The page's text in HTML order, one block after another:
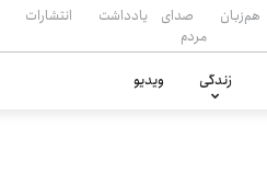
هم‌زبان
صدای
مردم
یادداشت انتشارات
زندگی ویدیو